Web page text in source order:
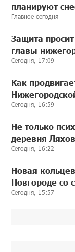
планируют
Главное сегодня
Защита
главы
Сегодня, 17:09
Как
Сегодня, 16:59
Не только
деревня
Сегодня, 16:22
Новая
Новгороде со
Сегодня, 15:57